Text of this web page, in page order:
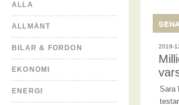
ALLA
ALLMÄNT
BILAR & FORDON
EKONOMI
ENERGI
2019-
Sara